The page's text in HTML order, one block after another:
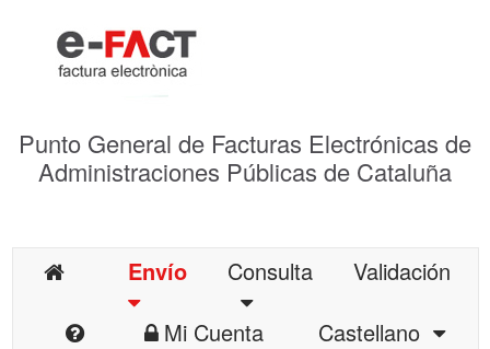
Punto General de Facturas Electrónicas de
Administraciones Públicas de Cataluña
Envío Consulta
Validación
Mi Cuenta
Castellano